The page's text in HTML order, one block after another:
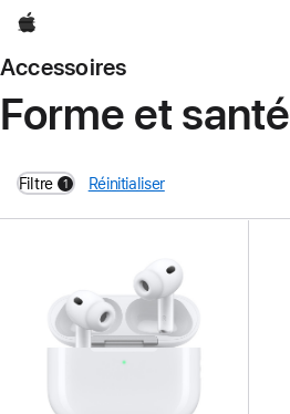
Apple
Accessoires
Forme et santé
Filtre 1
filters active
Réinitialiser